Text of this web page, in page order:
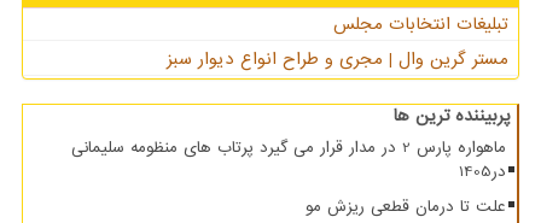
تبلیغات انتخابات مجلس
مستر گرین وال | مجری و طراح انواع دیوار سبز
پربیننده ترین ها
ماهواره پارس 2 در مدار قرار می گیرد پرتاب های منظومه سلیمانی
در1405
علت تا درمان قطعی ریزش مو